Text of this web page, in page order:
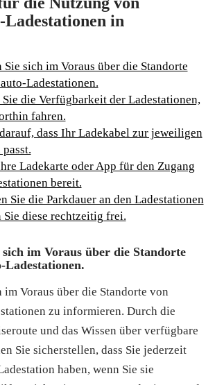
in
sich im Voraus über die Standorte
Ladestationen.
die Verfügbarkeit der Ladestationen,
fahren.
dass Ihr Ladekabel zur jeweiligen
Ladekarte oder App für den Zugang
bereit.
Sie die Parkdauer an den Ladestationen
Sie diese rechtzeitig frei.
im Voraus über die Standorte
im Voraus über die Standorte von
zu informieren. Durch die
und das Wissen über verfügbare
Sie sicherstellen, dass Sie jederzeit
haben, wenn Sie sie